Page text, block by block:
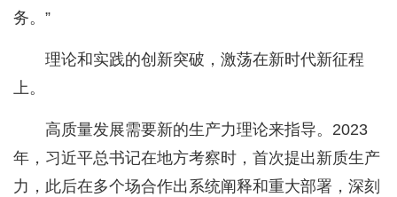
务。”
理论和实践的创新突破，激荡在新时代新征程
上。
高质量发展需要新的生产力理论来指导。2023
年，习近平总书记在地方考察时，首次提出新质生产
力，此后在多个场合作出系统阐释和重大部署，深刻